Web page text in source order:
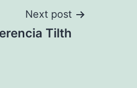
Next post
Tilth